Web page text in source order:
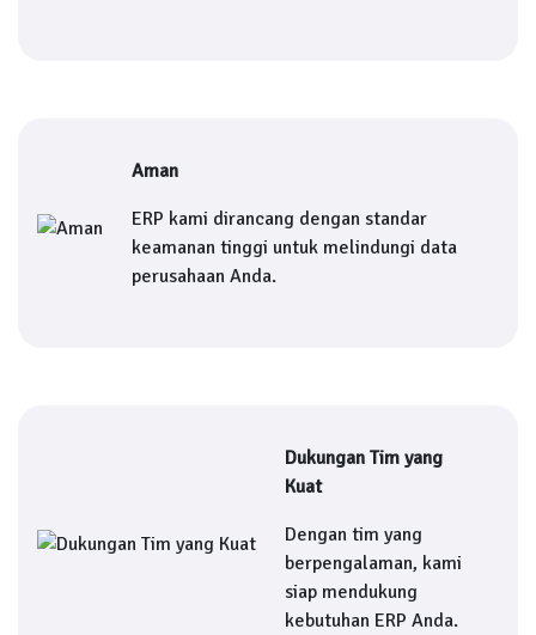
Aman
ERP kami dirancang dengan standar
keamanan tinggi untuk melindungi data
perusahaan Anda.
Dukungan Tim yang
Kuat
Dengan tim yang
berpengalaman, kami
siap mendukung
kebutuhan ERP Anda.